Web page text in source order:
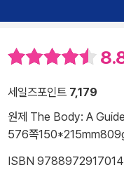
세일즈포인트 7,179
원제 The Body: A
576쪽150*215mm
ISBN 9788972917014